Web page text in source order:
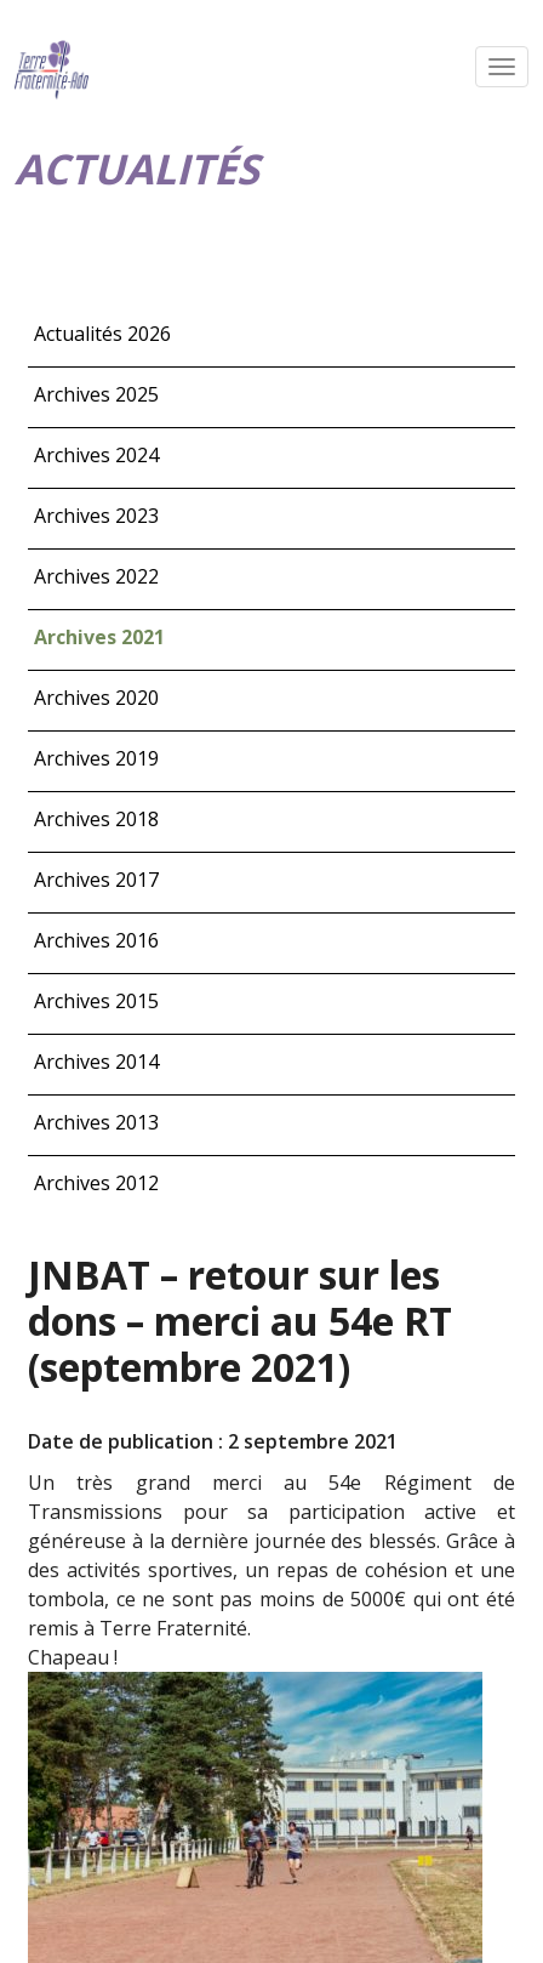
ACTUALITÉS
Actualités 2026
Archives 2025
Archives 2024
Archives 2023
Archives 2022
Archives 2021
Archives 2020
Archives 2019
Archives 2018
Archives 2017
Archives 2016
Archives 2015
Archives 2014
Archives 2013
Archives 2012
JNBAT – retour sur les
dons – merci au 54e RT
(septembre 2021)
Date de publication : 2 septembre 2021
Un très grand merci au54e Régiment de
Transmissions pour sa participation active et
généreuse à la dernière journée des blessés. Grâce à
des activités sportives, un repas de cohésion et une
tombola, ce ne sont pas moins de 5000€ qui ont été
remis à Terre Fraternité.
Chapeau !